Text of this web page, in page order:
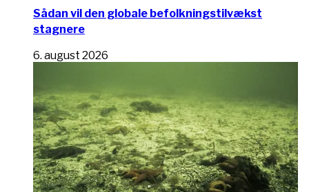
Sådan vil den globale befolkningstilvækst
stagnere
6. august 2026